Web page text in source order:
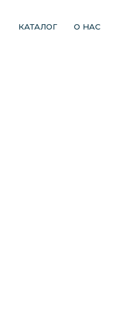
КАТАЛОГ О НАС